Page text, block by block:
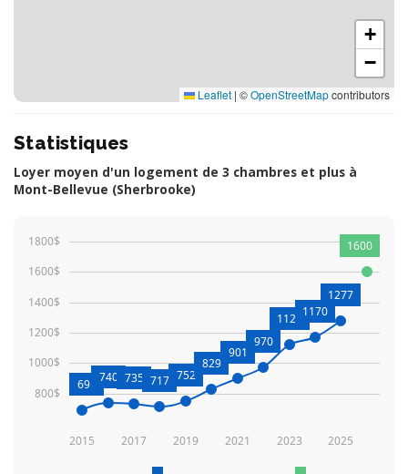
+
−
Leaflet | ©OpenStreetMapcontributors
Statistiques
Loyer moyen d'un logement de 3 chambres et plus à
Mont-Bellevue (Sherbrooke)
2015 2017 2019 2021 2023 2025
800$
1000$
1200$
1400$
1600$
1800$
691 740 735 717 752
829
901
970
1125 1170
1277
1600